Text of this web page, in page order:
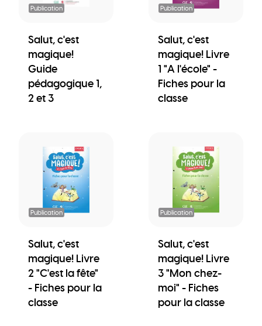
Publication
Salut, c'est
magique!
Guide
pédagogique 1,
2 et 3
Publication
Salut, c'est
magique! Livre
1 "A l'école" -
Fiches pour la
classe
Publication
Salut, c'est
magique! Livre
2 "C'est la fête"
- Fiches pour la
classe
Publication
Salut, c'est
magique! Livre
3 "Mon chez-
moi" - Fiches
pour la classe